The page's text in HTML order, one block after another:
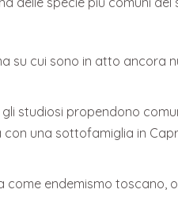
su cui sono in atto ancora
studiosi propendono
una sottofamiglia in
endemismo toscano,